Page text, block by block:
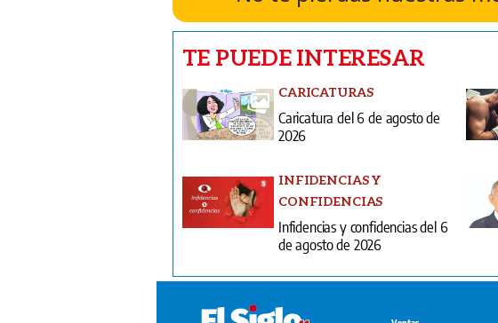
TE PUEDE INTERESAR
CARICATURAS
Caricatura del 6 de agosto de
2026
INFIDENCIAS Y
CONFIDENCIAS
Infidencias y confidencias del 6
de agosto de 2026